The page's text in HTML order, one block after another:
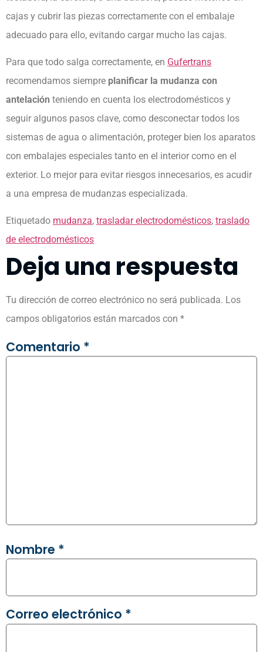
cajas y cubrir las piezas correctamente con el embalaje
adecuado para ello, evitando cargar mucho las cajas.
Para que todo salga correctamente, en Gufertrans
recomendamos siempre planificar la mudanza con
antelación teniendo en cuenta los electrodomésticos y
seguir algunos pasos clave, como desconectar todos los
sistemas de agua o alimentación, proteger bien los aparatos
con embalajes especiales tanto en el interior como en el
exterior. Lo mejor para evitar riesgos innecesarios, es acudir
a una empresa de mudanzas especializada.
Etiquetado mudanza, trasladar electrodomésticos, traslado
de electrodomésticos
Deja una respuesta
Tu dirección de correo electrónico no será publicada. Los
campos obligatorios están marcados con *
Comentario *
Nombre *
Correo electrónico *